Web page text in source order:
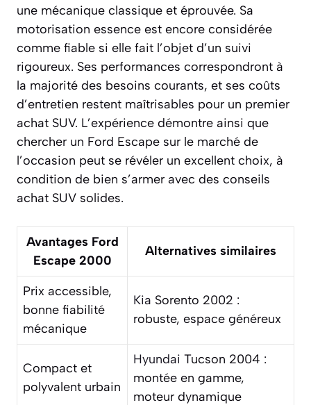
une mécanique classique et éprouvée. Sa
motorisation essence est encore considérée
comme fiable si elle fait l’objet d’un suivi
rigoureux. Ses performances correspondront à
la majorité des besoins courants, et ses coûts
d’entretien restent maîtrisables pour un premier
achat SUV. L’expérience démontre ainsi que
chercher un Ford Escape sur le marché de
l’occasion peut se révéler un excellent choix, à
condition de bien s’armer avec des conseils
achat SUV solides.
Avantages Ford
Escape 2000
Alternatives similaires
Prix accessible,
bonne fiabilité
mécanique
Kia Sorento 2002 :
robuste, espace généreux
Compact et
polyvalent urbain
Hyundai Tucson 2004 :
montée en gamme,
moteur dynamique